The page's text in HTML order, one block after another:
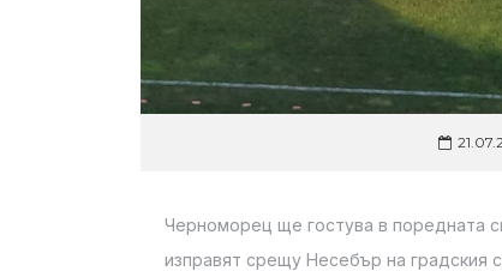
Черноморец ще гостува в поредната
изправят срещу Несебър на